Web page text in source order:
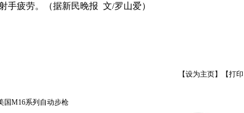
手疲劳。（据新民晚报 文/罗山爱）
【设为主页】【打印
国M16系列自动步枪